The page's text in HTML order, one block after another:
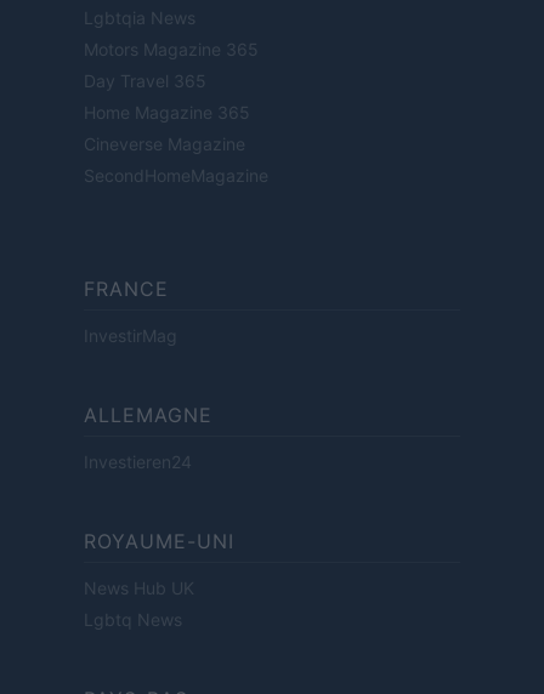
Lgbtqia News
Motors Magazine 365
Day Travel 365
Home Magazine 365
Cineverse Magazine
SecondHomeMagazine
FRANCE
InvestirMag
ALLEMAGNE
Investieren24
ROYAUME-UNI
News Hub UK
Lgbtq News